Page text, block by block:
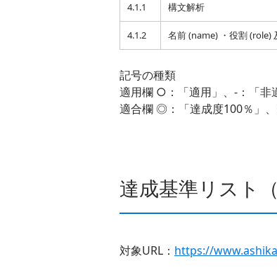
4.1.1 構文解析
4.1.2 名前 (name) ・役割 (role)
記号の種類
適用欄 ○：「適用」、-：「非
適合欄 ◎：「達成度100％」
達成基準リスト
対象URL： https://